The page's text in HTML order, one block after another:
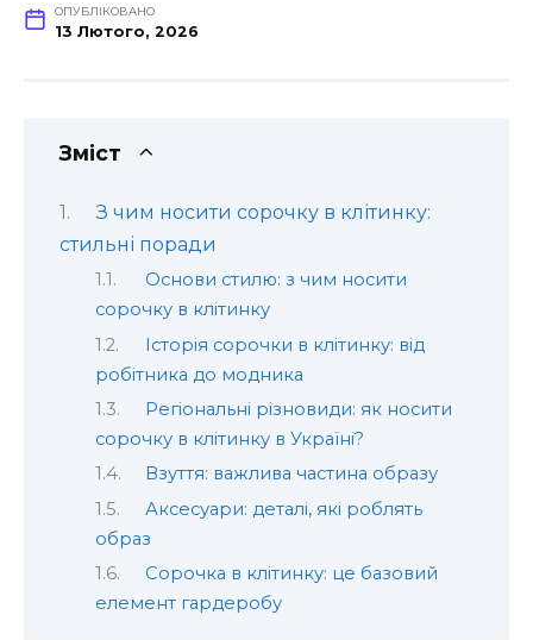
ОПУБЛІКОВАНО
13 Лютого, 2026
Зміст
З чим носити сорочку в клітинку:
стильні поради
Основи стилю: з чим носити
сорочку в клітинку
Історія сорочки в клітинку: від
робітника до модника
Регіональні різновиди: як носити
сорочку в клітинку в Україні?
Взуття: важлива частина образу
Аксесуари: деталі, які роблять
образ
Сорочка в клітинку: це базовий
елемент гардеробу